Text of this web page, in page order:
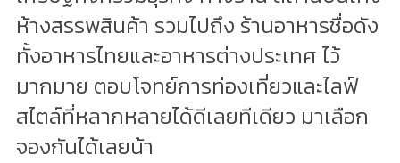
ห้างสรรพสินค้า รวมไปถึง ร้านอาหารชื่อดัง
ทั้งอาหารไทยและอาหารต่างประเทศ ไว้
มากมาย ตอบโจทย์การท่องเที่ยวและไลฟ์
สไตล์ที่หลากหลายได้ดีเลยทีเดียว มาเลือก
จองกันได้เลยน้า